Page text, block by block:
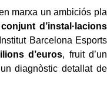
marxa un ambiciós pla
d’instal·lacions
Barcelona Esports
d’euros, fruit d’un
diagnòstic detallat de